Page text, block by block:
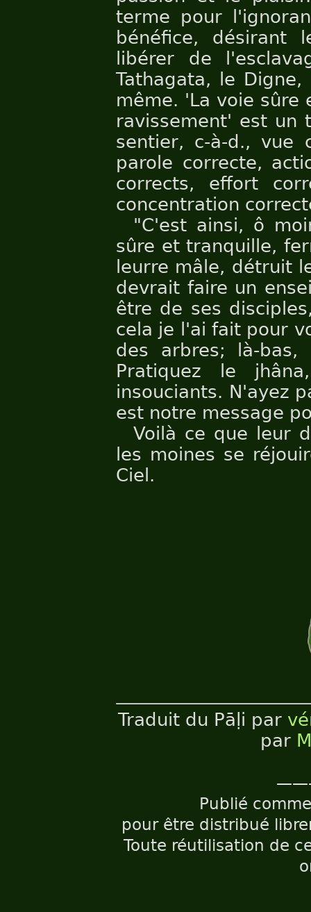
terme pour
bénéfice, désirant
libérer de
Tathagata, le
même. 'La voie
ravissement' est un
sentier, c-à-d., vue
parole correcte,
corrects, effort
concentration
"C'est ainsi, ô
sûre et tranquille,
leurre mâle, détruit
devrait faire un
être de ses
cela je l'ai fait pour
des arbres; là-bas,
Pratiquez le
insouciants. N'ayez
est notre message
Voilà ce que leur
les moines se
Ciel.
Traduit du Pāḷi par
par
Publié
pour être distribué
Toute réutilisation de